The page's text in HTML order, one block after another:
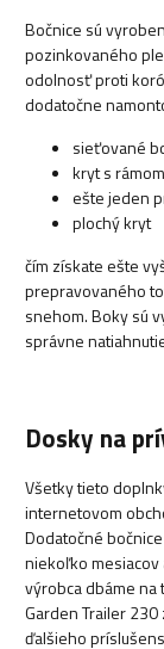
Bočnice sú
pozinkovaného
odolnosť proti
dodatočne
sieťované
kryt s
ešte jeden
plochý kryt
čím získate ešte
prepravovaného
snehom. Boky sú
správne
Dosky na
Všetky tieto
internetovom
Dodatočné
niekoľko
výrobca dbáme na
Garden Trailer
ďalšieho